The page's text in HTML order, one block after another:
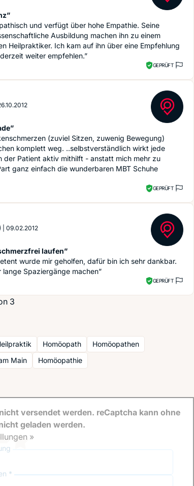
und verfügt über hohe Empathie. Seine
Ausbildung machen ihn zu einem
Heilpraktiker. Ich kam auf ihn über eine Empfehlung
weiter empfehlen.”
GEPRÜFT
(zuviel Sitzen, zuwenig Bewegung)
komplett weg. ..selbstverständlich wirkt jede
der Patient aktiv mithilft - anstatt mich mehr zu
ganz einfach die wunderbaren MBT Schuhe
GEPRÜFT
09.02.2012
laufen”
wurde mir geholfen, dafür bin ich sehr dankbar.
Spaziergänge machen”
GEPRÜFT
3
Homöopath Homöopathen
Main Homöopathie
*
versendet werden. reCaptcha kann ohne
geladen werden.
»